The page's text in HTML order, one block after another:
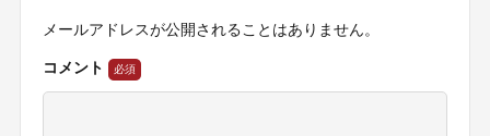
メールアドレスが公開されることはありません。
コメント